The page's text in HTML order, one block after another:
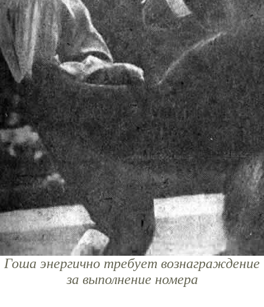
Гоша энергично требует вознаграждение
за выполнение номера